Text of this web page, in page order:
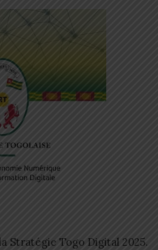
Stratégie Togo Digital 2025.